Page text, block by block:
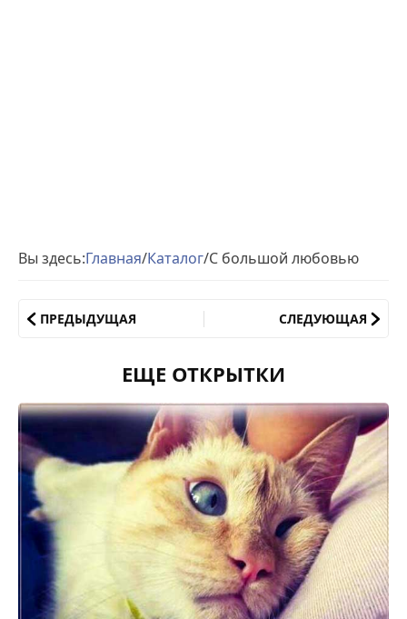
Вы здесь:Главная/Каталог/С большой любовью
ПРЕДЫДУЩАЯ СЛЕДУЮЩАЯ
ЕЩЕ ОТКРЫТКИ